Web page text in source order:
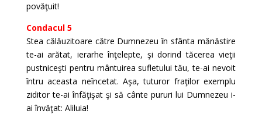
povăţuit!
Condacul 5
Stea călăuzitoare către Dumnezeu în sfânta mănăstire
te-ai arătat, ierarhe înţelepte, şi dorind tăcerea vieţii
pustniceşti pentru mântuirea sufletului tău, te-ai nevoit
întru aceasta neîncetat. Aşa, tuturor fraţilor exemplu
ziditor te-ai înfăţişat şi să cânte pururi lui Dumnezeu i-
ai învăţat: Aliluia!